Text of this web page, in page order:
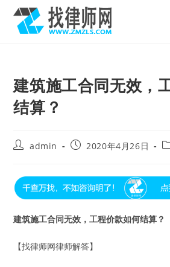
content
建筑施工合同无效，
结算？
Postadmin
Post2020年4月26日
建筑施工合同无效，工程价款如何结算？
【找律师网律师解答】